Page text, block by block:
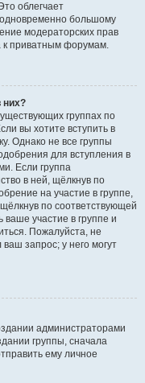
облегчает
большому
модераторских прав
к приватным форумам.
них?
группах по
вы хотите вступить в
Однако не все группы
для вступления в
Если группа
в ней, щёлкнув по
на участие в группе,
по соответствующей
участие в группе и
Пожалуйста, не
запрос; у него могут
администраторами
группы, сначала
ему личное